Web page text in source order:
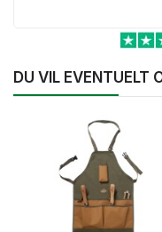
DU VIL EVENTUELT